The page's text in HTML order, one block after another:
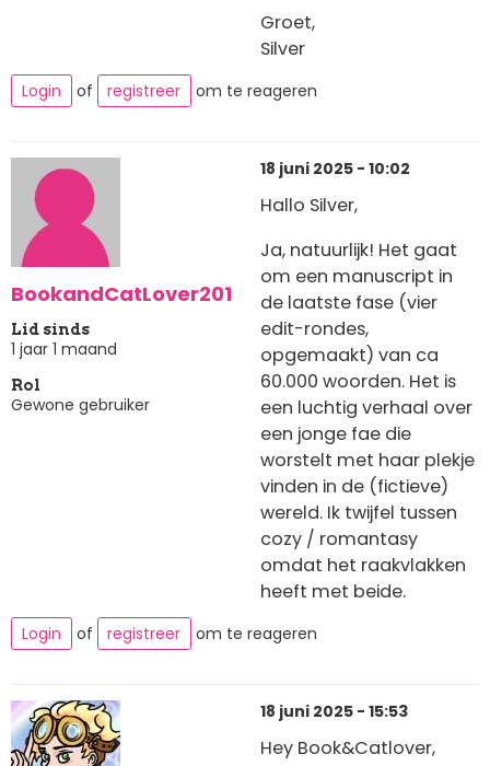
Groet,
Silver
Login of registreer om te reageren
BookandCatLover201
Lid sinds
1 jaar 1 maand
Rol
Gewone gebruiker
18 juni 2025 - 10:02
Hallo Silver,
Ja, natuurlijk! Het gaat
om een manuscript in
de laatste fase (vier
edit-rondes,
opgemaakt) van ca
60.000 woorden. Het is
een luchtig verhaal over
een jonge fae die
worstelt met haar plekje
vinden in de (fictieve)
wereld. Ik twijfel tussen
cozy / romantasy
omdat het raakvlakken
heeft met beide.
Login of registreer om te reageren
18 juni 2025 - 15:53
Hey Book&Catlover,